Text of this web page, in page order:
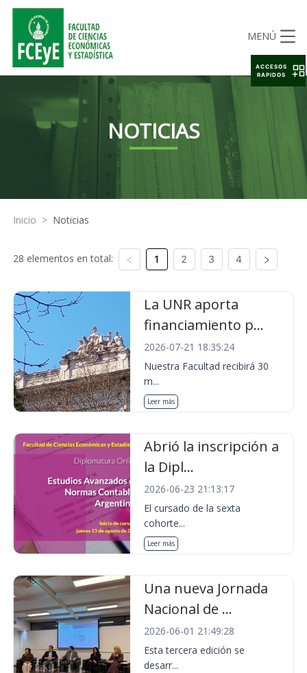
MENÚ
NOTICIAS
Inicio > Noticias
28 elementos en total: 1 2 3 4
La UNR aporta
financiamiento p...
2026-07-21 18:35:24
Nuestra Facultad recibirá 30
m...
Leer más
Abrió la inscripción a
la Dipl...
2026-06-23 21:13:17
El cursado de la sexta
cohorte...
Leer más
Una nueva Jornada
Nacional de ...
2026-06-01 21:49:28
Esta tercera edición se
desarr...
ACCESOS
RAPIDOS